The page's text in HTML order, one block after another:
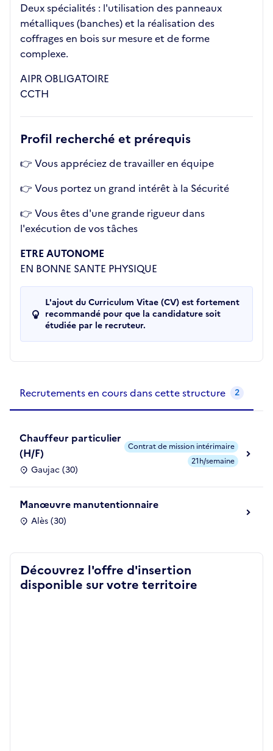
Deux spécialités : l'utilisation des panneaux
métalliques (banches) et la réalisation des
coffrages en bois sur mesure et de forme
complexe.
AIPR OBLIGATOIRE
CCTH
Profil recherché et prérequis
👉 Vous appréciez de travailler en équipe
👉 Vous portez un grand intérêt à la Sécurité
👉 Vous êtes d'une grande rigueur dans
l'exécution de vos tâches
ETRE AUTONOME
EN BONNE SANTE PHYSIQUE
L'ajout du Curriculum Vitae (CV) est fortement
recommandé pour que la candidature soit
étudiée par le recruteur.
Recrutements en cours dans cette structure 2
Chauffeur particulier
(H/F)
Gaujac (30)
Contrat de mission intérimaire
21h/semaine
Manœuvre manutentionnaire
Alès (30)
Découvrez l'offre d'insertion
disponible sur votre territoire